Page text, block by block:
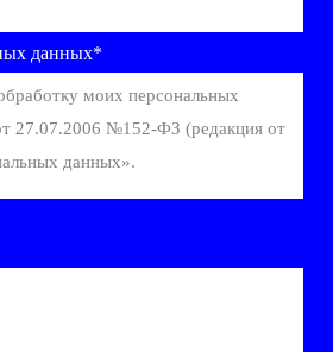
данных*
моих персональных
27.07.2006 №152-ФЗ (редакция от
данных».